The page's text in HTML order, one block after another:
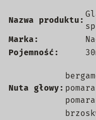
Nazwa produktu:
Marka:
Pojemność:
Nuta głowy: